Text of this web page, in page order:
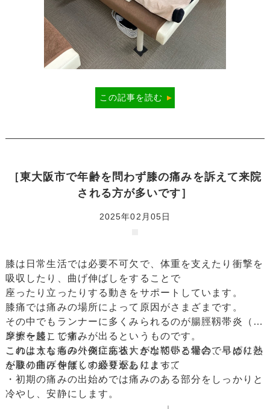
この記事を読む
［東大阪市で年齢を問わず膝の痛みを訴えて来院
される方が多いです］
2025年02月05日
膝は日常生活では必要不可欠で、体重を支えたり衝撃を
吸収したり、曲げ伸ばしをすることで
座ったり立ったりする動きをサポートしています。
膝痛では痛みの場所によって原因がさまざまです。
その中でもランナーに多くみられるのが腸脛靱帯炎（ラ
ンナー膝）です。
これは太ももの外側にある大きな靱帯と骨のでっぱりと
が膝の曲げ伸ばしの繰り返しによって
摩擦を起こし痛みが出るというものです。
このような痛み（炎症症状）が出ている場合、早めに熱
を取り痛みを無くす必要があります。
・初期の痛みの出始めでは痛みのある部分をしっかりと
冷やし、安静にします。